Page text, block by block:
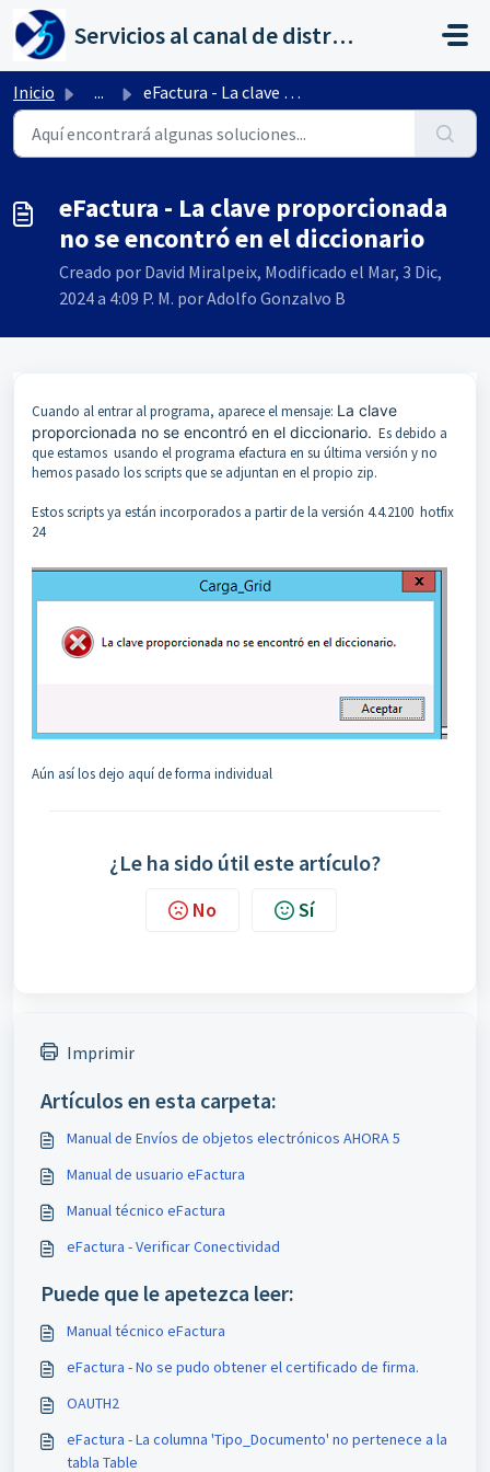
Saltar al contenido principal
Servicios al canal de distribución de AHORA
Inicio ... eFactura - La clave proporcionada no se encontró en el di...
eFactura - La clave proporcionada
no se encontró en el diccionario
Creado por David Miralpeix, Modificado el Mar, 3 Dic,
2024 a 4:09 P. M. por Adolfo Gonzalvo B
Cuando al entrar al programa, aparece el mensaje: La clave
proporcionada no se encontró en el diccionario. Es debido a
que estamos usando el programa efactura en su última versión y no
hemos pasado los scripts que se adjuntan en el propio zip.
Estos scripts ya están incorporados a partir de la versión 4.4.2100 hotfix
24
Aún así los dejo aquí de forma individual
¿Le ha sido útil este artículo?
No Sí
Imprimir
Artículos en esta carpeta:
Manual de Envíos de objetos electrónicos AHORA 5
Manual de usuario eFactura
Manual técnico eFactura
eFactura - Verificar Conectividad
Puede que le apetezca leer:
Manual técnico eFactura
eFactura - No se pudo obtener el certificado de firma.
OAUTH2
eFactura - La columna 'Tipo_Documento' no pertenece a la
tabla Table